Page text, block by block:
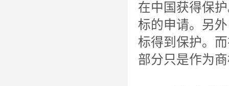
在中国获得保
标的申请。另
标得到保护。
部分只是作为